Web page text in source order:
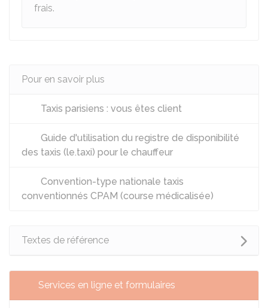
frais.
Pour en savoir plus
Taxis parisiens : vous êtes client
Guide d'utilisation du registre de disponibilité
des taxis (le.taxi) pour le chauffeur
Convention-type nationale taxis
conventionnés CPAM (course médicalisée)
Textes de référence
Services en ligne et formulaires